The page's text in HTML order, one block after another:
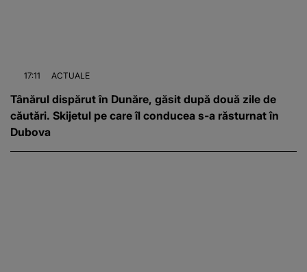
17:11 ACTUALE
Tânărul dispărut în Dunăre, găsit după două zile de
căutări. Skijetul pe care îl conducea s-a răsturnat în
Dubova